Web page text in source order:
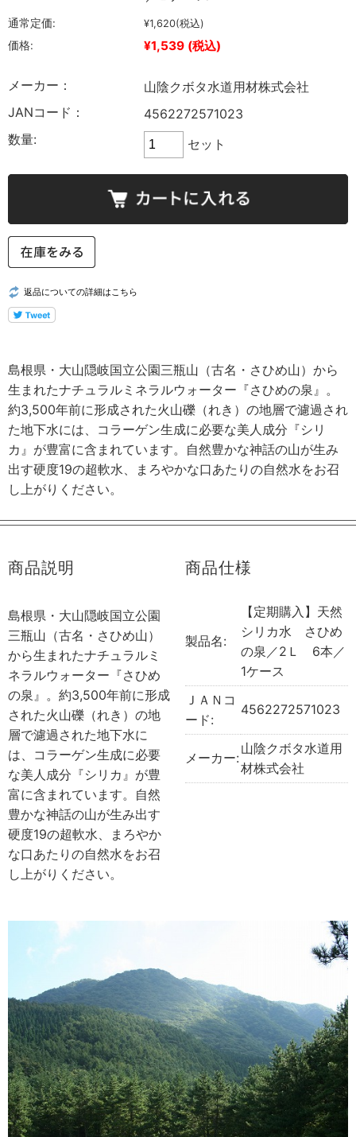
通常定価: ¥1,620(税込)
価格: ¥1,539 (税込)
メーカー：
山陰クボタ水道用材株式会社
JANコード：
4562272571023
数量:
セット
返品についての詳細はこちら
島根県・大山隠岐国立公園三瓶山（古名・さひめ山）から
生まれたナチュラルミネラルウォーター『さひめの泉』。
約3,500年前に形成された火山礫（れき）の地層で濾過され
た地下水には、コラーゲン生成に必要な美人成分『シリ
カ』が豊富に含まれています。自然豊かな神話の山が生み
出す硬度19の超軟水、まろやかな口あたりの自然水をお召
し上がりください。
商品説明
島根県・大山隠岐国立公園
三瓶山（古名・さひめ山）
から生まれたナチュラルミ
ネラルウォーター『さひめ
の泉』。約3,500年前に形成
された火山礫（れき）の地
層で濾過された地下水に
は、コラーゲン生成に必要
な美人成分『シリカ』が豊
富に含まれています。自然
豊かな神話の山が生み出す
硬度19の超軟水、まろやか
な口あたりの自然水をお召
し上がりください。
商品仕様
製品名:
【定期購入】天然
シリカ水 さひめ
の泉／2Ｌ 6本／
1ケース
ＪＡＮコ
ード:
4562272571023
メーカー:
山陰クボタ水道用
材株式会社